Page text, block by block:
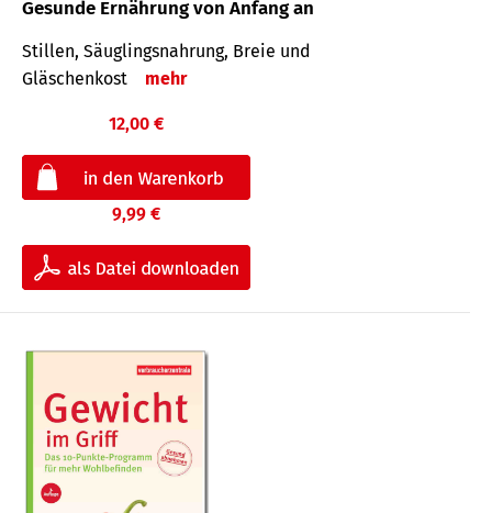
Gesunde Ernährung von Anfang an
Stillen, Säuglingsnahrung, Breie und
Gläschenkost
mehr
12,00 €
9,99 €